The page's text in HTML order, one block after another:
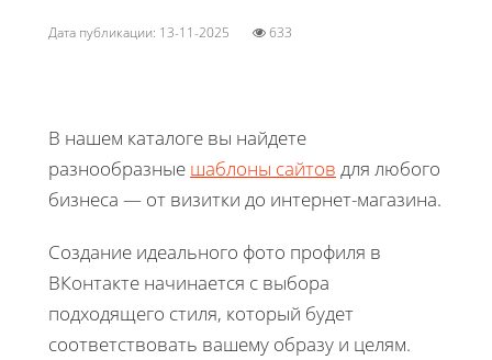
Дата публикации: 13-11-2025 633
В нашем каталоге вы найдете
разнообразные шаблоны сайтов для любого
бизнеса — от визитки до интернет-магазина.
Создание идеального фото профиля в
ВКонтакте начинается с выбора
подходящего стиля, который будет
соответствовать вашему образу и целям.